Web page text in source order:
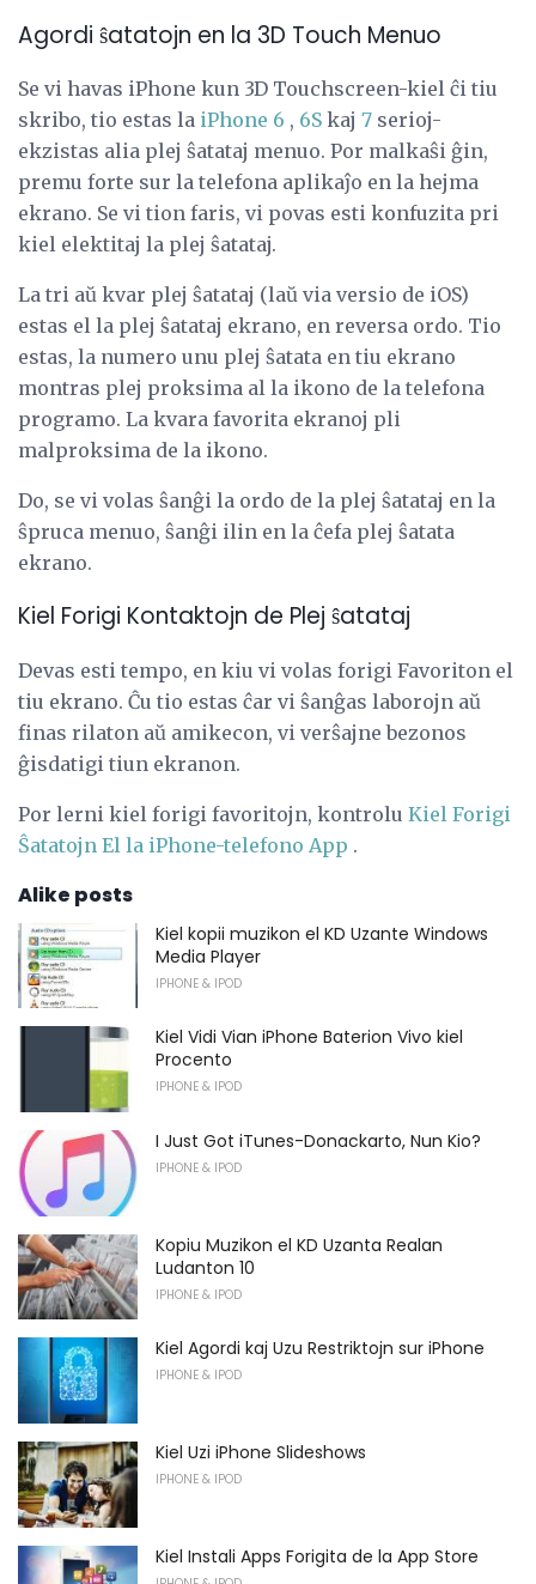
Agordi ŝatatojn en la 3D Touch Menuo
Se vi havas iPhone kun 3D Touchscreen-kiel ĉi tiu
skribo, tio estas la iPhone 6 , 6S kaj 7 serioj-
ekzistas alia plej ŝatataj menuo. Por malkaŝi ĝin,
premu forte sur la telefona aplikaĵo en la hejma
ekrano. Se vi tion faris, vi povas esti konfuzita pri
kiel elektitaj la plej ŝatataj.
La tri aŭ kvar plej ŝatataj (laŭ via versio de iOS)
estas el la plej ŝatataj ekrano, en reversa ordo. Tio
estas, la numero unu plej ŝatata en tiu ekrano
montras plej proksima al la ikono de la telefona
programo. La kvara favorita ekranoj pli
malproksima de la ikono.
Do, se vi volas ŝanĝi la ordo de la plej ŝatataj en la
ŝpruca menuo, ŝanĝi ilin en la ĉefa plej ŝatata
ekrano.
Kiel Forigi Kontaktojn de Plej ŝatataj
Devas esti tempo, en kiu vi volas forigi Favoriton el
tiu ekrano. Ĉu tio estas ĉar vi ŝanĝas laborojn aŭ
finas rilaton aŭ amikecon, vi verŝajne bezonos
ĝisdatigi tiun ekranon.
Por lerni kiel forigi favoritojn, kontrolu Kiel Forigi
Ŝatatojn El la iPhone-telefono App .
Alike posts
Kiel kopii muzikon el KD Uzante Windows
Media Player
IPHONE & IPOD
Kiel Vidi Vian iPhone Baterion Vivo kiel
Procento
IPHONE & IPOD
I Just Got iTunes-Donackarto, Nun Kio?
IPHONE & IPOD
Kopiu Muzikon el KD Uzanta Realan
Ludanton 10
IPHONE & IPOD
Kiel Agordi kaj Uzu Restriktojn sur iPhone
IPHONE & IPOD
Kiel Uzi iPhone Slideshows
IPHONE & IPOD
Kiel Instali Apps Forigita de la App Store